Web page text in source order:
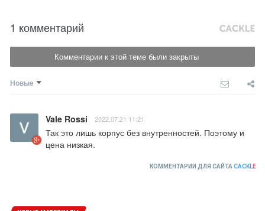
1 комментарий
Комментарии к этой теме были закрыты
Новые
Vale Rossi 2022.07.21 11:21
Так это лишь корпус без внутренностей. Поэтому и
цена низкая.
КОММЕНТАРИИ ДЛЯ САЙТА CACKLE